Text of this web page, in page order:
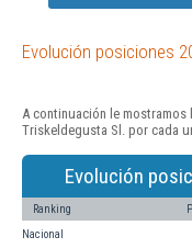
Evolución posiciones
A continuación le mostramos
Triskeldegusta Sl. por cada
Evolución
Ranking
Nacional